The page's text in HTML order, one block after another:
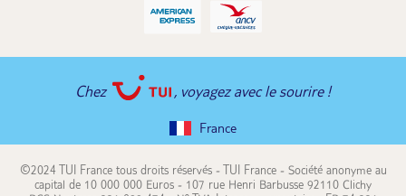
Chez , voyagez avec le sourire !
France
©2024 TUI France tous droits réservés - TUI France - Société anonyme au
capital de 10 000 000 Euros - 107 rue Henri Barbusse 92110 Clichy